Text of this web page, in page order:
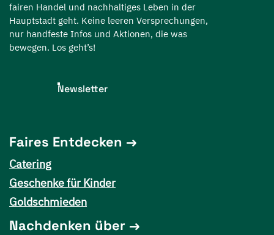
fairen Handel und nachhaltiges Leben in der
Hauptstadt geht. Keine leeren Versprechungen,
nur handfeste Infos und Aktionen, die was
bewegen. Los geht’s!
Newsletter
Faires Entdecken
Catering
Geschenke für Kinder
Goldschmieden
Nachdenken über